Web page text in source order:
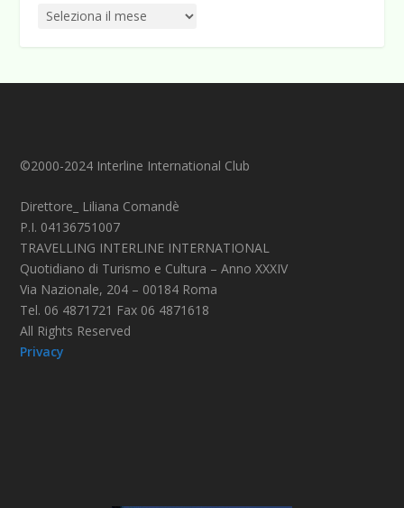
©2000-2024 Interline International Club
Direttore_ Liliana Comandè
P.I. 04136751007
TRAVELLING INTERLINE INTERNATIONAL
Quotidiano di Turismo e Cultura – Anno XXXIV
Via Nazionale, 204 – 00184 Roma
Tel. 06 4871721 Fax 06 4871618
All Rights Reserved
Privacy